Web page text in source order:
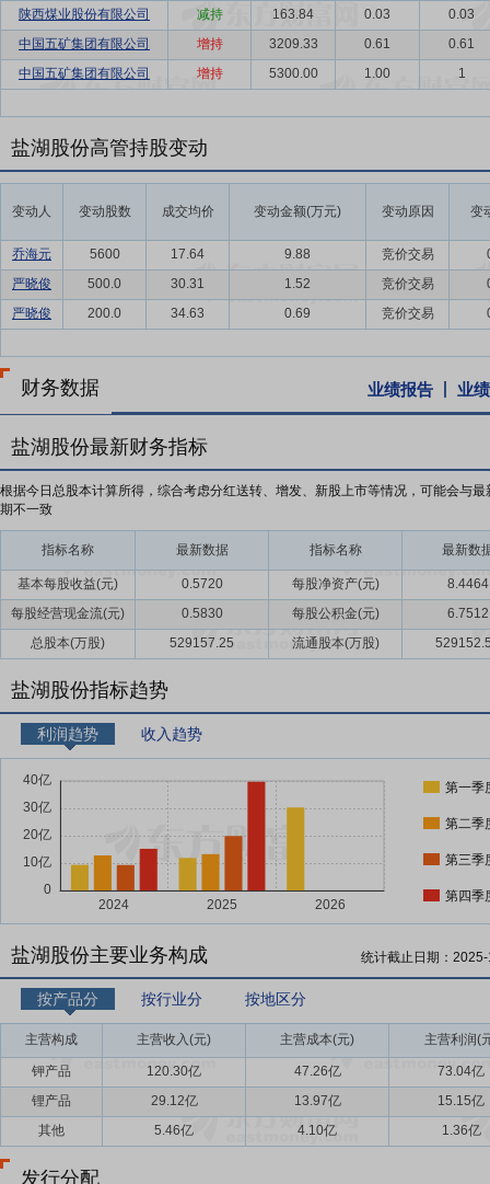
陕西煤业股份有限公司
减持 163.84 0.03
0.03
中国五矿集团有限公司
增持 3209.33 0.61
0.61
中国五矿集团有限公司
增持 5300.00 1.00 1
盐湖股份高管持股变动
变动人 变动股数 成交均价 变动金额(万元) 变动原因 变
乔海元 5600 17.64 9.88 竞价交易
严晓俊
500.0 30.31 1.52 竞价交易
严晓俊
200.0 34.63 0.69 竞价交易
财务数据 业绩报告 业
盐湖股份最新财务指标
根据今日总股本计算所得，综合考虑分红送转、增发、新股上市等情况，可能会与最
期不一致
指标名称 最新数据 指标名称 最新数
基本每股收益(元) 0.5720 每股净资产(元)
8.4464
每股经营现金流(元)
0.5830 每股公积金(元)
6.7512
总股本(万股)
529157.25 流通股本(万股)
盐湖股份指标趋势
利润趋势 收入趋势
第一季
第二季
第三季
第四季
盐湖股份主要业务构成 统计截止日期：
按产品分 按行业分 按地区分
主营构成 主营收入(元) 主营成本(元) 主营利润(
钾产品 120.30亿 47.26亿
73.04亿
锂产品
29.12亿 13.97亿
15.15亿
其他
5.46亿 4.10亿 1.36亿
发行分配